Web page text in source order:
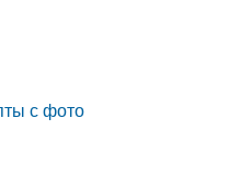
с фото